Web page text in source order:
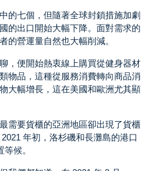
的七個，但隨著全球封鎖措施加劇
的出口開始大幅下降。面對需求的
的營運量自然也大幅削減。
，便開始熱衷線上購買從健身器材
物品，這種從服務消費轉向商品消
大幅增長，這在美國和歐洲尤其顯
需要貨櫃的亞洲地區卻出現了貨櫃
年初，洛杉磯和長灘島的港口
候。